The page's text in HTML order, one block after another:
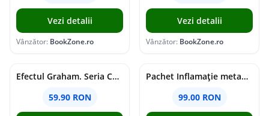
Vezi detalii
Vânzător: BookZone.ro
Vezi detalii
Vânzător: BookZone.ro
Efectul Graham. Seria Campus Diaries Vol.1
59.90 RON
Pachet Inflamație metabolism și creier
99.00 RON